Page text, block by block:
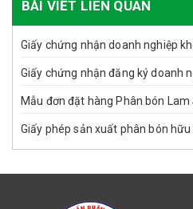
BÀI VIẾT LIÊN QUAN
Giấy chứng nhận doanh nghiệp
Giấy chứng nhận đăng ký doanh
Mẫu đơn đặt hàng Phân bón Lam
Giấy phép sản xuất phân bón hữu